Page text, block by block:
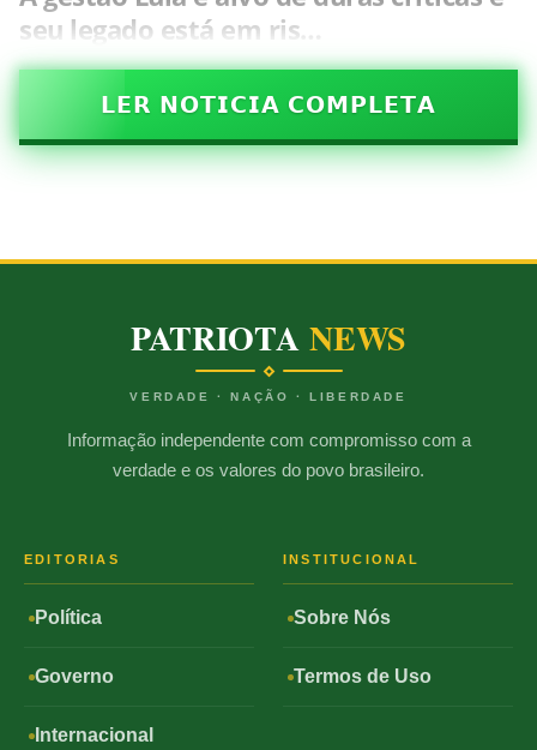
seu legado está em ris…
𝗟𝗘𝗥 𝗡𝗢𝗧𝗜𝗖𝗜𝗔 𝗖𝗢𝗠𝗣𝗟𝗘𝗧𝗔
PATRIOTANEWS
VERDADE · NAÇÃO · LIBERDADE
Informação independente com compromisso com a
verdade e os valores do povo brasileiro.
EDITORIAS
Política
Governo
Internacional
INSTITUCIONAL
Sobre Nós
Termos de Uso